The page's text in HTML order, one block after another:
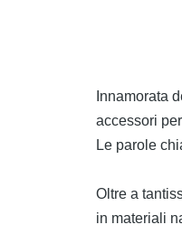
Innamorata
accessori
Le parole
Oltre a
in materiali